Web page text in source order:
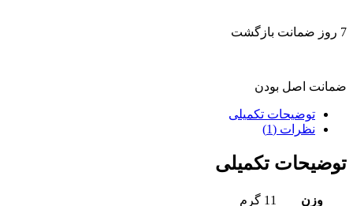
7 روز ضمانت بازگشت
ضمانت اصل بودن
توضیحات تکمیلی
نظرات (1)
توضیحات تکمیلی
وزن 11 گرم